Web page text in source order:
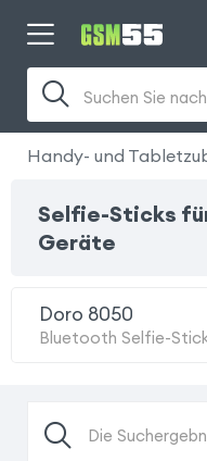
Handy- und
Selfie-Sticks
Geräte
Doro 8050
Bluetooth Selfie-
Die